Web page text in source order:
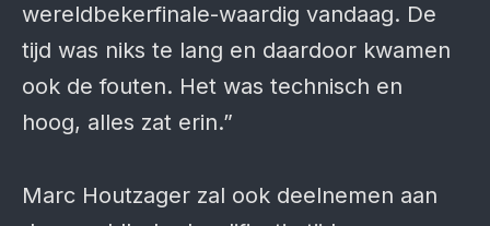
wereldbekerfinale-waardig vandaag. De
tijd was niks te lang en daardoor kwamen
ook de fouten. Het was technisch en
hoog, alles zat erin.”
Marc Houtzager zal ook deelnemen aan